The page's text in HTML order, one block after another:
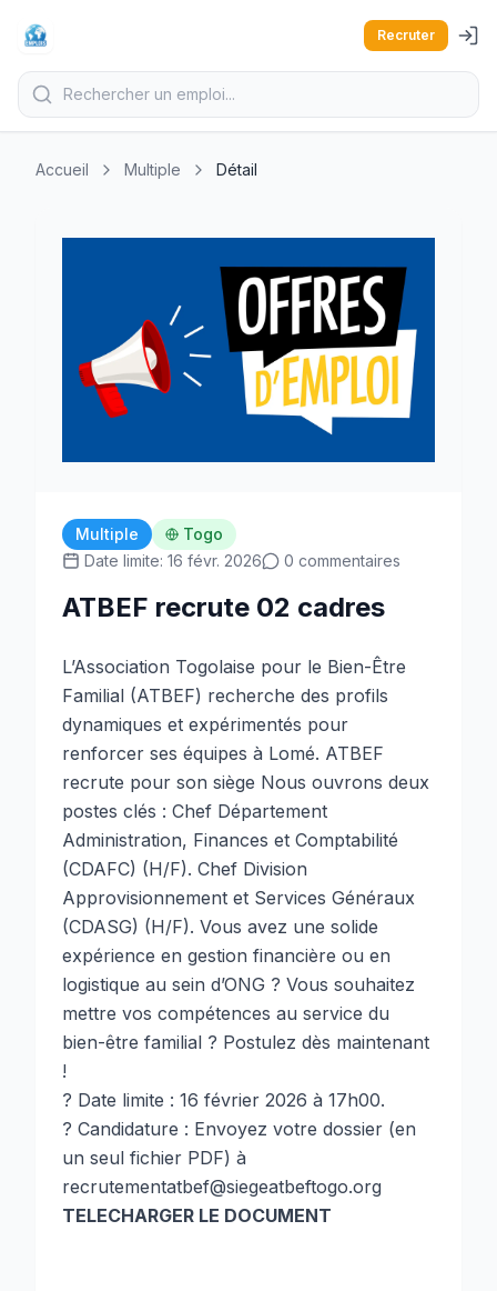
Recruter
Accueil Multiple Détail
Multiple
Togo
Date limite: 16 févr. 2026
0 commentaires
ATBEF recrute 02 cadres
L’Association Togolaise pour le Bien-Être
Familial (ATBEF) recherche des profils
dynamiques et expérimentés pour
renforcer ses équipes à Lomé. ATBEF
recrute pour son siège Nous ouvrons deux
postes clés : Chef Département
Administration, Finances et Comptabilité
(CDAFC) (H/F). Chef Division
Approvisionnement et Services Généraux
(CDASG) (H/F). Vous avez une solide
expérience en gestion financière ou en
logistique au sein d’ONG ? Vous souhaitez
mettre vos compétences au service du
bien-être familial ? Postulez dès maintenant
!
? Date limite : 16 février 2026 à 17h00.
? Candidature : Envoyez votre dossier (en
un seul fichier PDF) à
recrutementatbef@siegeatbeftogo.org
TELECHARGER LE DOCUMENT